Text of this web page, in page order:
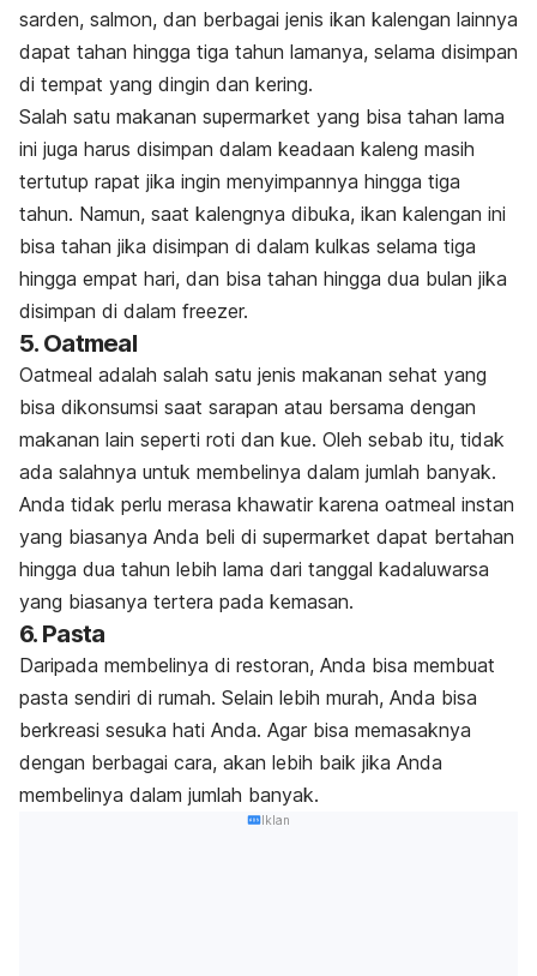
sarden, salmon, dan berbagai jenis ikan kalengan lainnya
dapat tahan hingga tiga tahun lamanya, selama disimpan
di tempat yang dingin dan kering.
Salah satu makanan supermarket yang bisa tahan lama
ini juga harus disimpan dalam keadaan kaleng masih
tertutup rapat jika ingin menyimpannya hingga tiga
tahun. Namun, saat kalengnya dibuka, ikan kalengan ini
bisa tahan jika disimpan di dalam kulkas selama tiga
hingga empat hari, dan bisa tahan hingga dua bulan jika
disimpan di dalam freezer.
5. Oatmeal
Oatmeal adalah salah satu jenis makanan sehat yang
bisa dikonsumsi saat sarapan atau bersama dengan
makanan lain seperti roti dan kue. Oleh sebab itu, tidak
ada salahnya untuk membelinya dalam jumlah banyak.
Anda tidak perlu merasa khawatir karena oatmeal instan
yang biasanya Anda beli di supermarket dapat bertahan
hingga dua tahun lebih lama dari tanggal kadaluwarsa
yang biasanya tertera pada kemasan.
6. Pasta
Daripada membelinya di restoran, Anda bisa membuat
pasta sendiri di rumah. Selain lebih murah, Anda bisa
berkreasi sesuka hati Anda. Agar bisa memasaknya
dengan berbagai cara, akan lebih baik jika Anda
membelinya dalam jumlah banyak.
Iklan